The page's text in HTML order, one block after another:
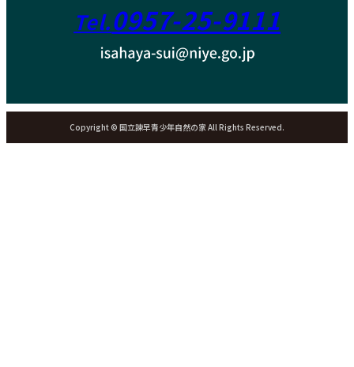
Tel.0957-25-9111
Copyright © 国立諫早青少年自然の家 All Rights Reserved.